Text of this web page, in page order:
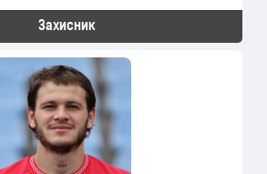
Захисник